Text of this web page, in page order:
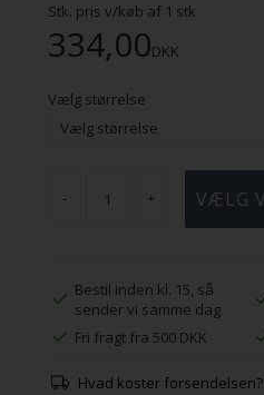
Stk. pris v/køb af 1 stk
334,00DKK
Vælg størrelse
- +
Bestil inden kl. 15, så
sender vi samme dag
Fri fragt fra 500 DKK
Hvad koster forsendelsen?